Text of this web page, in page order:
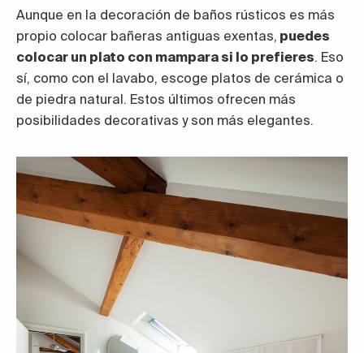
Aunque en la decoración de baños rústicos es más
propio colocar bañeras antiguas exentas, puedes
colocar un plato con mampara si lo prefieres. Eso
sí, como con el lavabo, escoge platos de cerámica o
de piedra natural. Estos últimos ofrecen más
posibilidades decorativas y son más elegantes.